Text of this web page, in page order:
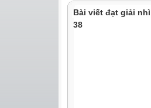
Bài viết đạt giải nhì
38